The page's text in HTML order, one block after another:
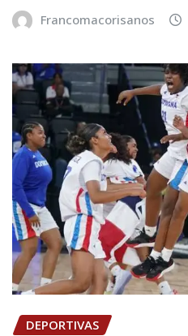
Francomacorisanos
DEPORTIVAS